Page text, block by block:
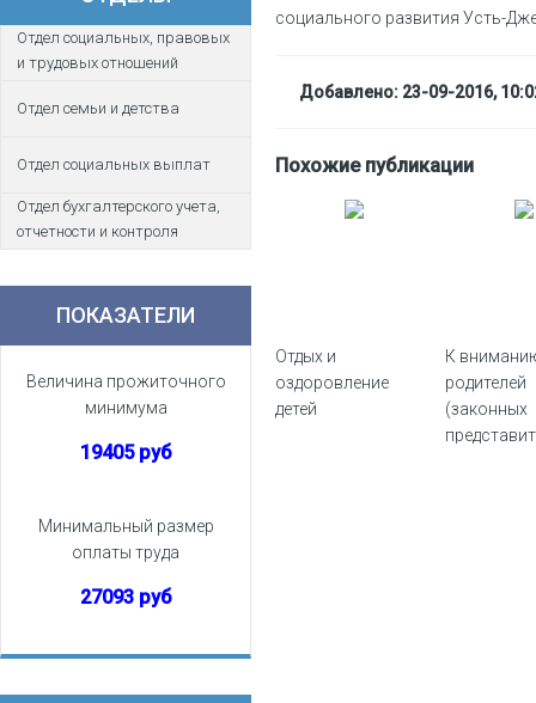
Отдел социальных, правовых
и трудовых отношений
Отдел семьи и детства
Отдел социальных выплат
Отдел бухгалтерского учета,
отчетности и контроля
ПОКАЗАТЕЛИ
Величина прожиточного
минимума
19405 руб
Минимальный размер
оплаты труда
27093 руб
социального развития Усть-
Добавлено: 23-09-2016,
Похожие публикации
Отдых и
оздоровление
детей
К
родителей
(законных